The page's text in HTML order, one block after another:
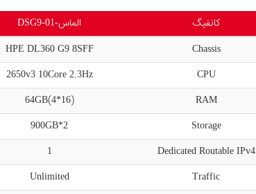
کانفیگ الماس-DSG9-01
Chassis
HPE DL360 G9 8SFF
CPU
2650v3 10Core 2.3Hz
RAM
64GB(4*16)
Storage
900GB*2
Dedicated Routable IPv4
1
Traffic
Unlimited